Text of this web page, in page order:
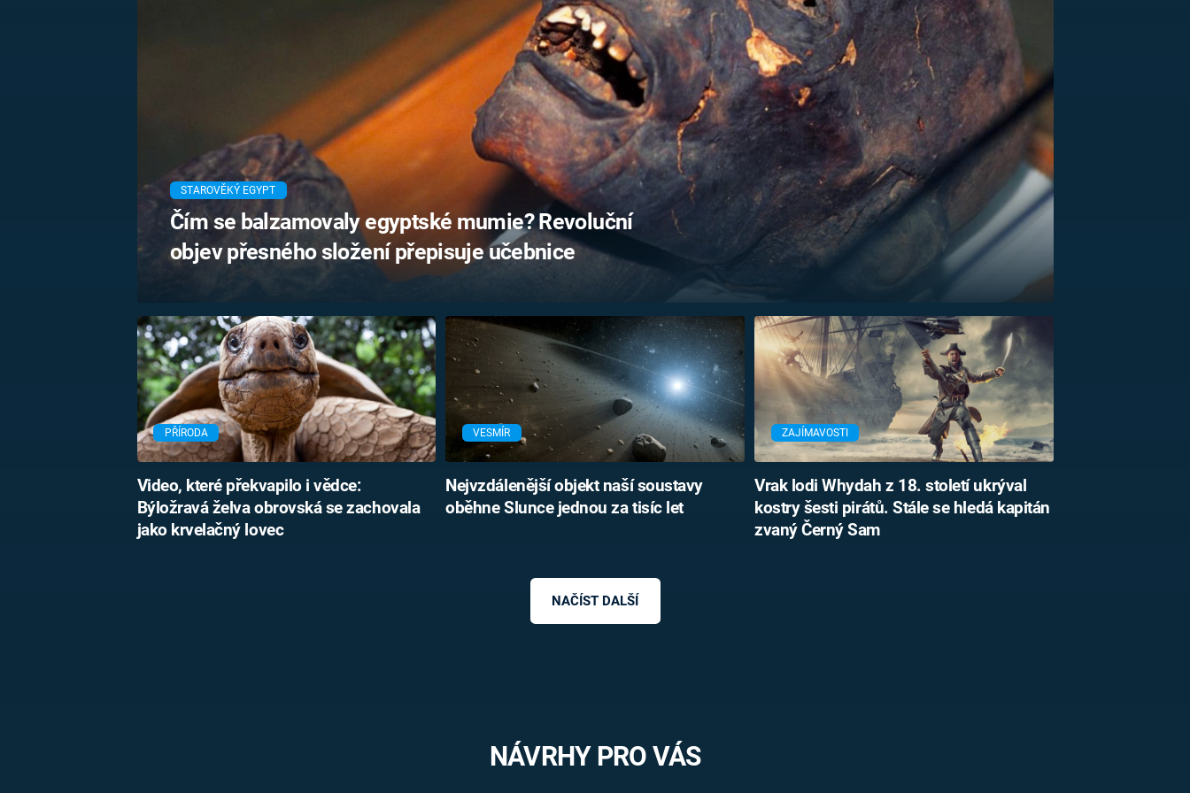
BRITSKÁ
KRÁLOVSKÁ
RODINA
UFO A
MIMOZEMŠŤANÉ
UTAJENÉ PŘÍBĚHY
ČESKÝCH DĚJIN
ALTERNATIVNÍ
HISTORIE
FILMY VERSUS
REALITA
HORORY VERSUS
REALITA
OPTICKÉ ILUZE A
KLAMY
STAROVĚKÝ EGYPT
Čím se balzamovaly egyptské mumie? Revoluční
objev přesného složení přepisuje učebnice
PŘÍRODA
Video, které překvapilo i vědce:
Býložravá želva obrovská se zachovala
jako krvelačný lovec
VESMÍR
Nejvzdálenější objekt naší soustavy
oběhne Slunce jednou za tisíc let
ZAJÍMAVOSTI
Vrak lodi Whydah z 18. století ukrýval
kostry šesti pirátů. Stále se hledá kapitán
zvaný Černý Sam
NAČÍST DALŠÍ
NÁVRHY PRO VÁS